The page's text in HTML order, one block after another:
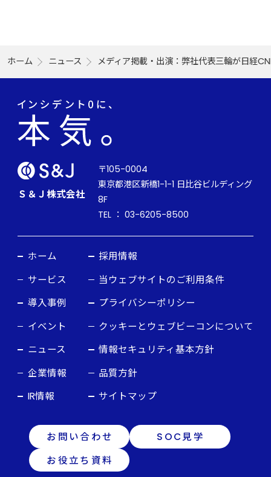
ホーム ニュース メディア掲載・出演：弊社代表三輪が日経
Ｓ＆Ｊ株式会社
〒105-0004
東京都港区新橋1-1-1 日比谷ビルディング
8F
TEL ： 03-6205-8500
ホーム
サービス
導入事例
イベント
ニュース
企業情報
IR情報
採用情報
当ウェブサイトのご利用条件
プライバシーポリシー
クッキーとウェブビーコンについて
情報セキュリティ基本方針
品質方針
サイトマップ
お問い合わせ
SOC見学
お役立ち資料